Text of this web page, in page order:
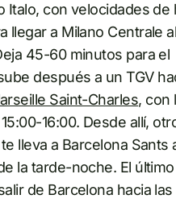
Italo, con velocidades de
llegar a Milano Centrale
45-60 minutos para el
después a un TGV
Saint-Charles, con
16:00. Desde allí,
lleva a Barcelona Sants
la tarde-noche. El
de Barcelona hacia las